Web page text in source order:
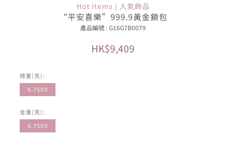
Hot items | 人氣飾品
“平安喜樂”999.9黃金鎖包
產品編號 : G16G7B0079
HK$9,409
總重(克):
6.7500
金重(克):
6.7500